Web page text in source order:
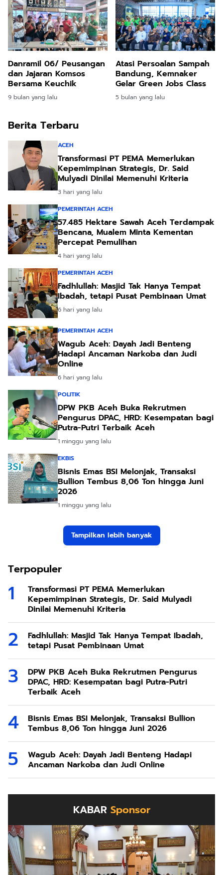
Danramil 06/ Peusangan
dan Jajaran Komsos
Bersama Keuchik
9 bulan yang lalu
Atasi Persoalan Sampah
Bandung, Kemnaker
Gelar Green Jobs Class
5 bulan yang lalu
Berita Terbaru
ACEH
Transformasi PT PEMA Memerlukan
Kepemimpinan Strategis, Dr. Said
Mulyadi Dinilai Memenuhi Kriteria
3 hari yang lalu
PEMERINTAH ACEH
57.485 Hektare Sawah Aceh Terdampak
Bencana, Mualem Minta Kementan
Percepat Pemulihan
4 hari yang lalu
PEMERINTAH ACEH
Fadhlullah: Masjid Tak Hanya Tempat
Ibadah, tetapi Pusat Pembinaan Umat
6 hari yang lalu
PEMERINTAH ACEH
Wagub Aceh: Dayah Jadi Benteng
Hadapi Ancaman Narkoba dan Judi
Online
6 hari yang lalu
POLITIK
DPW PKB Aceh Buka Rekrutmen
Pengurus DPAC, HRD: Kesempatan bagi
Putra-Putri Terbaik Aceh
1 minggu yang lalu
EKBIS
Bisnis Emas BSI Melonjak, Transaksi
Bullion Tembus 8,06 Ton hingga Juni
2026
1 minggu yang lalu
Tampilkan lebih banyak
Terpopuler
Transformasi PT PEMA Memerlukan
Kepemimpinan Strategis, Dr. Said Mulyadi
Dinilai Memenuhi Kriteria
Fadhlullah: Masjid Tak Hanya Tempat Ibadah,
tetapi Pusat Pembinaan Umat
DPW PKB Aceh Buka Rekrutmen Pengurus
DPAC, HRD: Kesempatan bagi Putra-Putri
Terbaik Aceh
Bisnis Emas BSI Melonjak, Transaksi Bullion
Tembus 8,06 Ton hingga Juni 2026
Wagub Aceh: Dayah Jadi Benteng Hadapi
Ancaman Narkoba dan Judi Online
KABAR Sponsor